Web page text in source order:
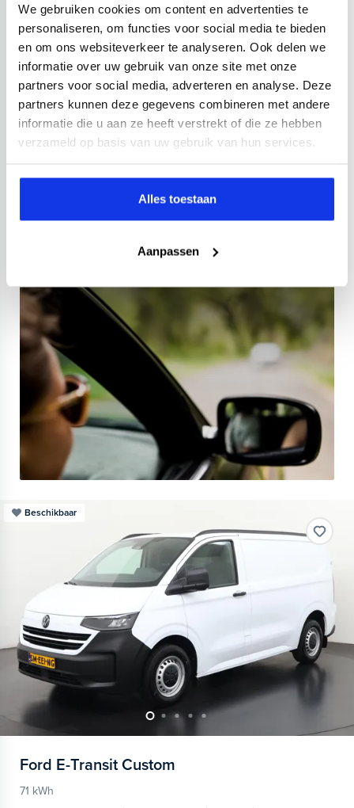
We gebruiken cookies om content en advertenties te
personaliseren, om functies voor social media te bieden
en om ons websiteverkeer te analyseren. Ook delen we
informatie over uw gebruik van onze site met onze
partners voor social media, adverteren en analyse. Deze
partners kunnen deze gegevens combineren met andere
informatie die u aan ze heeft verstrekt of die ze hebben
verzameld op basis van uw gebruik van hun services.
Alles toestaan
Aanpassen
cruise control Cruise control adaptief
electronic climate
Kopen
32.947,- 417,- p.m.
Bekijken
2 jaar garantie met Bovag Plus
Mobiliteitsgarantie
Beschikbaar
Ford E-Transit Custom
71 kWh